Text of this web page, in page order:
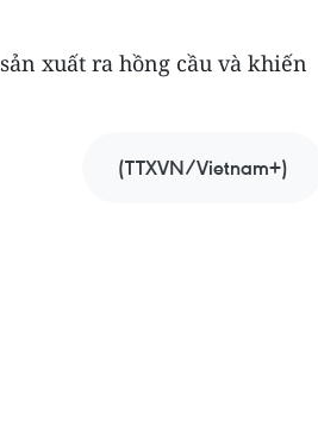
xuất ra hồng cầu và khiến
(TTXVN/Vietnam+)